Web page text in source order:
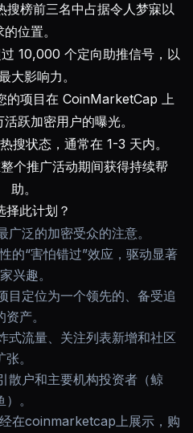
搜榜前三名中占据令人梦寐以
的位置。
10,000 个定向助推信号，以
大影响力。
的项目在 CoinMarketCap 上
跃加密用户的曝光。
搜状态，通常在 1-3 天内。
个推广活动期间获得持续帮
助。
择此计划？
广泛的加密受众的注意。
的“害怕错过”效应，驱动显著
兴趣。
目定位为一个领先的、备受追
资产。
式流量、关注列表新增和社区
张。
散户和主要机构投资者（鲸
）。
在coinmarketcap上展示，购